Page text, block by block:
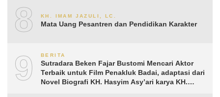
8 KH. IMAM JAZULI, LC.
Mata Uang Pesantren dan Pendidikan Karakter
9 BERITA
Sutradara Beken Fajar Bustomi Mencari Aktor
Terbaik untuk Film Penakluk Badai, adaptasi dari
Novel Biografi KH. Hasyim Asy’ari karya KH.